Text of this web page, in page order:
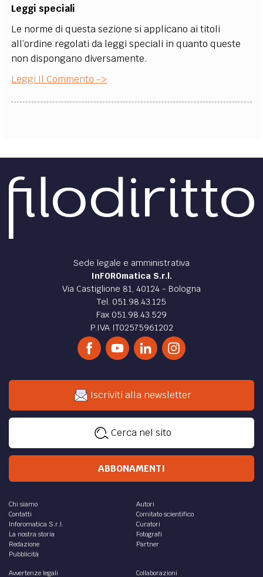
Leggi speciali
Le norme di questa sezione si applicano ai titoli
all’ordine regolati da leggi speciali in quanto queste
non dispongano diversamente.
Leggi Il Commento ->
Sede legale e amministrativa
InFOROmatica S.r.l.
Via Castiglione 81, 40124 - Bologna
Tel. 051.98.43.125
Fax 051.98.43.529
P.IVA IT02575961202
Iscriviti alla newsletter
Cerca nel sito
ABBONAMENTI
Chi siamo
Contatti
Inforomatica S.r.l.
La nostra storia
Redazione
Pubblicità
Autori
Comitato scientifico
Curatori
Fotografi
Partner
Avvertenze legali Collaborazioni